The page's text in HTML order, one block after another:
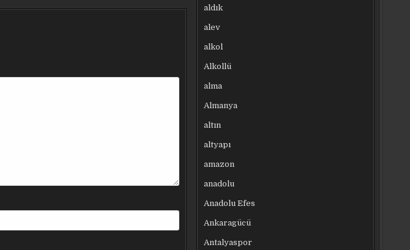
aldık
alev
alkol
Alkollü
alma
Almanya
altın
altyapı
amazon
anadolu
Anadolu Efes
Ankaragücü
Antalyaspor